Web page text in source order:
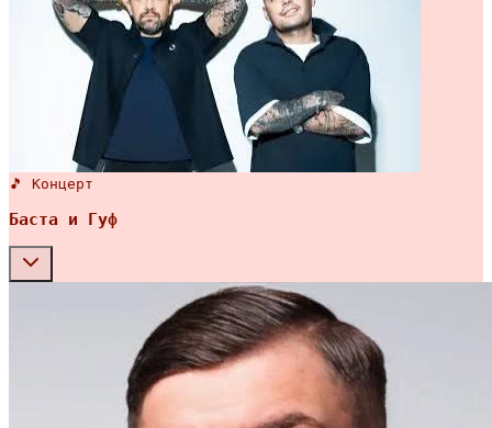
🎵 Концерт
Баста и Гуф